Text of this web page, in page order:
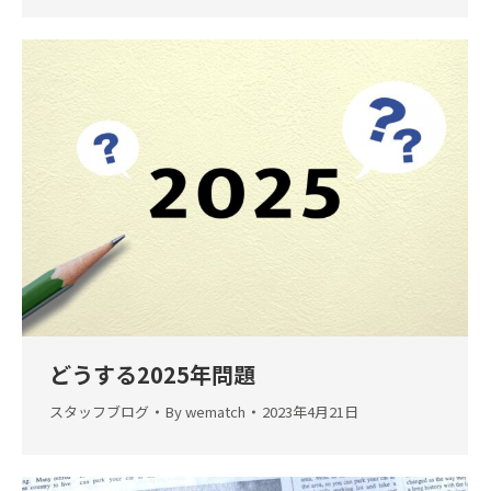
どうする2025年問題
スタッフブログ Bywematch 2023年4月21日